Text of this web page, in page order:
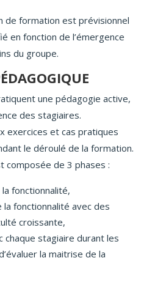
de formation est prévisionnel
en fonction de l’émergence
du groupe.
une pédagogie active,
des stagiaires.
exercices et cas pratiques
le déroulé de la formation.
composée de 3 phases :
fonctionnalité,
la fonctionnalité avec des
croissante,
chaque stagiaire durant les
la maitrise de la